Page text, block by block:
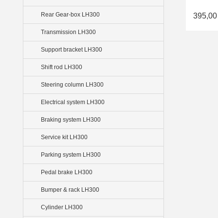
Rear Gear-box LH300
Transmission LH300
Support bracket LH300
Shift rod LH300
Steering column LH300
Electrical system LH300
Braking system LH300
Service kit LH300
Parking system LH300
Pedal brake LH300
Bumper & rack LH300
Cylinder LH300
395,00